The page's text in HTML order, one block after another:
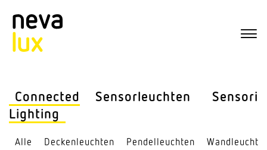
Connected
Lighting
Sensor­leuchten Sensorik
Alle Decken­leuchten Pendel­leuchten